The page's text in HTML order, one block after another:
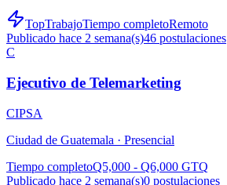
TopTrabajoTiempo completoRemoto
Publicado hace 2 semana(s)46 postulaciones
C
Ejecutivo de Telemarketing
CIPSA
Ciudad de Guatemala · Presencial
Tiempo completoQ5,000 - Q6,000 GTQ
Publicado hace 2 semana(s)0 postulaciones